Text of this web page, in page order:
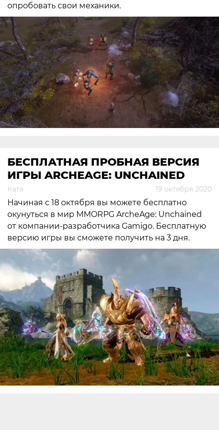
опробовать свои механики.
БЕСПЛАТНАЯ ПРОБНАЯ ВЕРСИЯ
ИГРЫ ARCHEAGE: UNCHAINED
Катя 19 октября 2020
Начиная с 18 октября вы можете бесплатно
окунуться в мир MMORPG ArcheAge: Unchained
от компании-разработчика Gamigo. Бесплатную
версию игры вы сможете получить на 3 дня.